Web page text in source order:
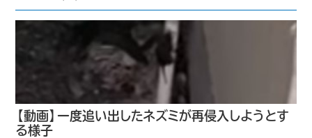
【動画】一度追い出したネズミが再侵入しようとす
る様子